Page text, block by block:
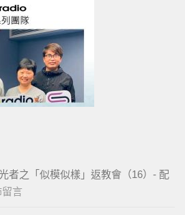
者之「似模似樣」返教會（16）- 配
言